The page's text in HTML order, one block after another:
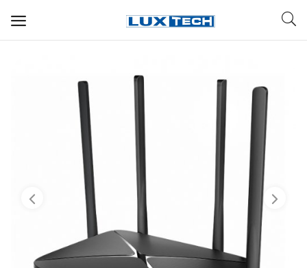
РЕШЕНИЯ ДЛЯ ДОМА
ДЛЯ БИЗНЕСА
ДЛЯ ОПЕРАТОРОВ СВЯЗИ
Контакты